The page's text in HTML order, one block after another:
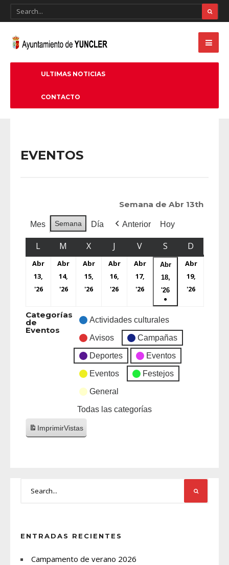
ULTIMAS NOTICIAS
CONTACTO
EVENTOS
Semana de Abr 13th
Mes Semana Día Anterior Hoy
L M X J V S D
Abr
13,
'26
Abr
14,
'26
Abr
15,
'26
Abr
16,
'26
Abr
17,
'26
Abr
18,
'26
●
Abr
19,
'26
Categorías
de
Eventos
Actividades culturales
Avisos Campañas
Deportes Eventos
Eventos Festejos
General
Todas las categorías
ImprimirVistas
ENTRADAS RECIENTES
Campamento de verano 2026